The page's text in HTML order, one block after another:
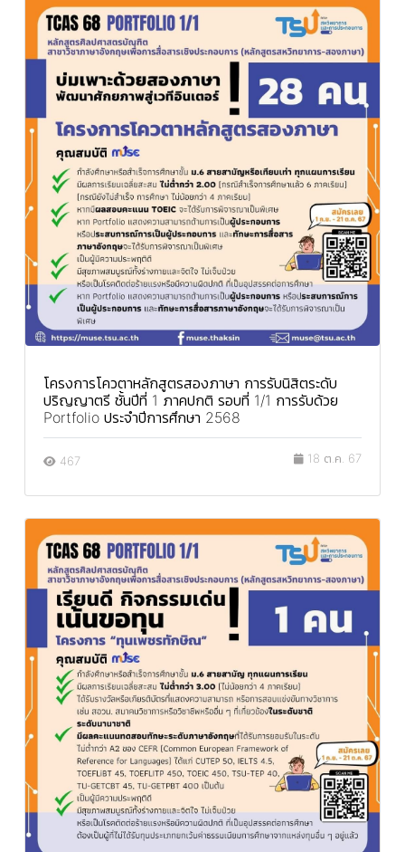
โครงการโควตาหลักสูตรสองภาษา การรับนิสิตระดับ
ปริญญาตรี ชั้นปีที่ 1 ภาคปกติ รอบที่ 1/1 การรับด้วย
Portfolio ประจำปีการศึกษา 2568
467 18 ต.ค. 67